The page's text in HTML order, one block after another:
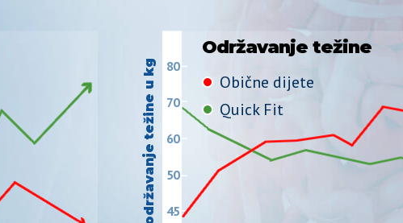
održavanje težine u kg 80
70
60
50
45
Održavanje težine
Obične dijete
Quick Fit